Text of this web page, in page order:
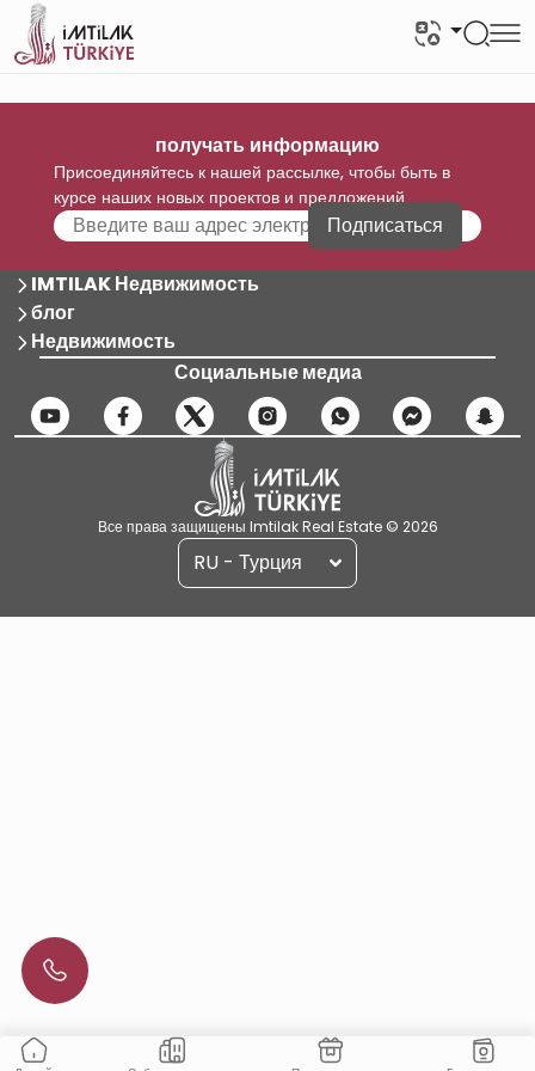
получать информацию
Присоединяйтесь к нашей рассылке, чтобы быть в
курсе наших новых проектов и предложений
Подписаться
IMTILAK Недвижимость
блог
Недвижимость
Социальные медиа
Все права защищены Imtilak Real Estate © 2026
RU - Турция